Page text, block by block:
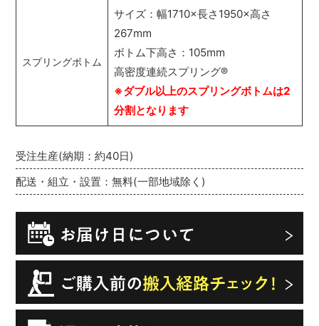
受注生産(納期：約40日)
配送・組立・設置：無料(一部地域除く)
スプリングボトム
サイズ：幅1710×長さ1950×高さ
267mm
ボトム下高さ：105mm
高密度連続スプリング®
※ダブル以上のスプリングボトムは2
分割となります